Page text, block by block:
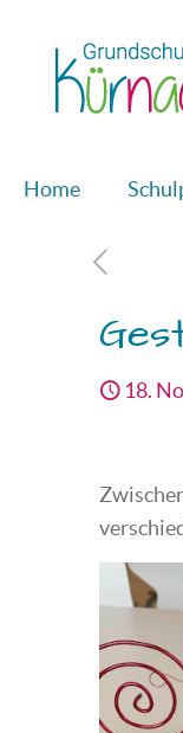
Home
18.